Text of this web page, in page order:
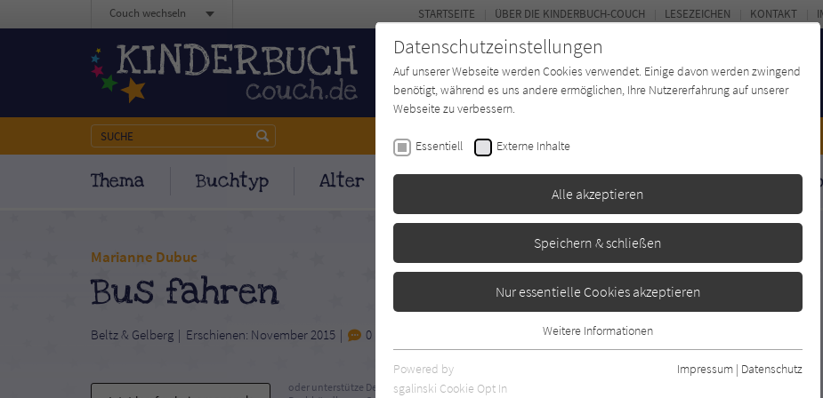
Thema Buchtyp Alter Autor*in Verlage Magazin
STARTSEITE ÜBER DIE KINDERBUCH-COUCH LESEZEICHEN KONTAKT
Couch wechseln
Marianne Dubuc
Bus fahren
Beltz & Gelberg Erschienen: November 2015 0
oder unterstütze Deinen
Datenschutzeinstellungen
Auf unserer Webseite werden Cookies verwendet. Einige davon werden zwingend
benötigt, während es uns andere ermöglichen, Ihre Nutzererfahrung auf unserer
Webseite zu verbessern.
Essentiell Externe Inhalte
Alle akzeptieren
Speichern & schließen
Nur essentielle Cookies akzeptieren
Essentielle Cookies werden für grundlegende Funktionen der Webseite
benötigt. Dadurch ist gewährleistet, dass die Webseite einwandfrei
Weitere Informationen
Powered by
sgalinski Cookie Opt In
Impressum | Datenschutz